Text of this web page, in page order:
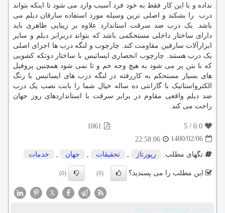
نداده و با این کار فقط به خود فرد آسیب وارد می شود تا اینکه بتواند
درب را بشکند و اصلی ترین وسیله مورد استفاده سارقان دیلم می
باشد. یک درب ضد سرقت استاندارد علاوه بر زیبایی ظاهری باید
دارای ساختار داخلی مستحکمی باشد که بتواند دربرابر دیلم و سایر
ابزارآلات سارقین مقاومت کند. چارچوب و لنگه درب ها اجزای اصلی
یک درب هستند. چارچوب انحصاری ایساتیس با ساختار دوتکه کشویی
که با بتن پر می شود به هیچ وجه خم و تا نمی شود همچنین پروفیل
های بسیار مستحکم به کاررفته در لنگه درب های ایساتیس با رنگ
الکترواستاتیک با گارانتی ده ساله خیال شما را بابت نصب یک درب
ضد دیلم واقعی مقاوم در برابر سرقت با استانداردهای روز جهان
راحت می کند.
0.0
/
5
1061
1400/02/06
22:58:06
تگهای مطلب:
رپورتاژ تحقیقات جهان خدمات
این مطلب را می پسندید؟ (0)
(0)
X
تازه ترین مطالب مرتبط